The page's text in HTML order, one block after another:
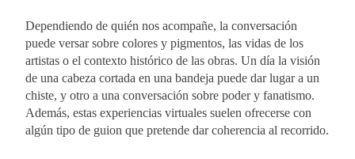
Dependiendo de quién nos acompañe, la conversación
puede versar sobre colores y pigmentos, las vidas de los
artistas o el contexto histórico de las obras. Un día la visión
de una cabeza cortada en una bandeja puede dar lugar a un
chiste, y otro a una conversación sobre poder y fanatismo.
Además, estas experiencias virtuales suelen ofrecerse con
algún tipo de guion que pretende dar coherencia al recorrido.